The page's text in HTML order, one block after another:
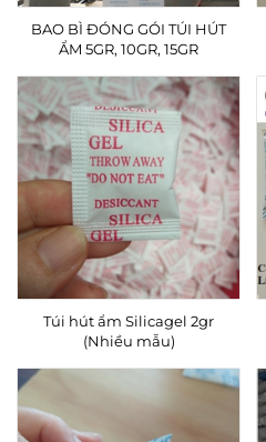
BAO BÌ ĐÓNG GÓI TÚI HÚT
ẨM 5GR, 10GR, 15GR
Túi hút ẩm Silicagel 2gr
(Nhiều mẫu)